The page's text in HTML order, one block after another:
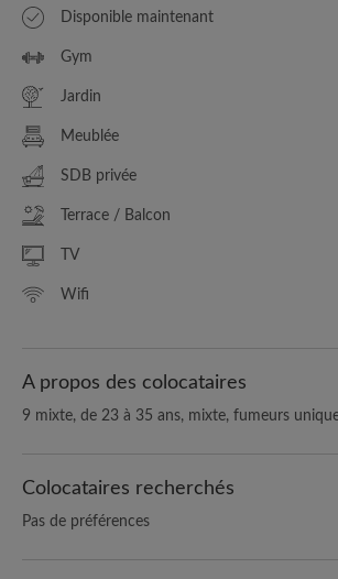
Disponible maintenant
Gym
Jardin
Meublée
SDB privée
Terrace / Balcon
TV
Wifi
A propos des colocataires
9 mixte, de 23 à 35 ans, mixte, fumeurs
Colocataires recherchés
Pas de préférences